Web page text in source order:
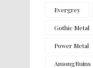
Evergrey
Gothic Metal
Power Metal
AmongRuins